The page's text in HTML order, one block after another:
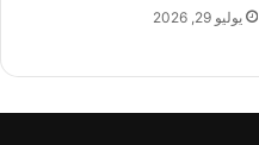
يوليو 29, 2026